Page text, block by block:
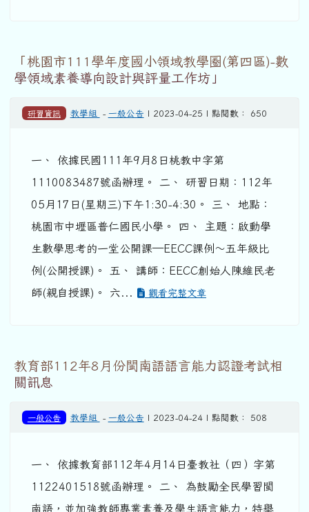
「桃園市111學年度國小領域教學圈(第四區)-數
學領域素養導向設計與評量工作坊」
研習資訊 教學組 - 一般公告 | 2023-04-25 | 點閱數： 650
一、 依據民國111年9月8日桃教中字第
1110083487號函辦理。 二、 研習日期：112年
05月17日(星期三)下午1:30-4:30。 三、 地點：
桃園市中壢區普仁國民小學。 四、 主題：啟動學
生數學思考的一堂公開課—EECC課例～五年級比
例(公開授課)。 五、 講師：EECC創始人陳維民老
師(親自授課)。 六...
觀看完整文章
教育部112年8月份閩南語語言能力認證考試相
關訊息
一般公告 教學組 - 一般公告 | 2023-04-24 | 點閱數： 508
一、 依據教育部112年4月14日臺教社（四）字第
1122401518號函辦理。 二、 為鼓勵全民學習閩
南語，並加強教師專業素養及學生語言能力，特舉